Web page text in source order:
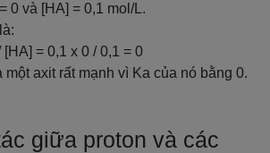
0 và [HA] = 0,1 mol/L.
[HA] = 0,1 x 0 / 0,1 = 0
một axit rất mạnh vì Ka của nó bằng 0.
giữa proton và các